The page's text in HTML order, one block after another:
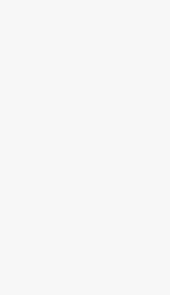
Diantaranya metode
marak adalah seminar
seminar ini selalu
untuk mengembangkan
seminar ini juga
untuk kepentingan bisnis
Bila Anda seorang EO
seminar, akan sangat baik
sesuatu yang dibutuhkan
baik akan terus dapat
dapat membuat imej
kegiatan baik, dan begitu